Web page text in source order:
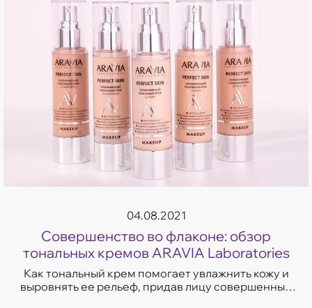
04.08.2021
Совершенство во флаконе: обзор
тональных кремов ARAVIA Laboratories
Как тональный крем помогает увлажнить кожу и
выровнять ее рельеф, придав лицу совершенный